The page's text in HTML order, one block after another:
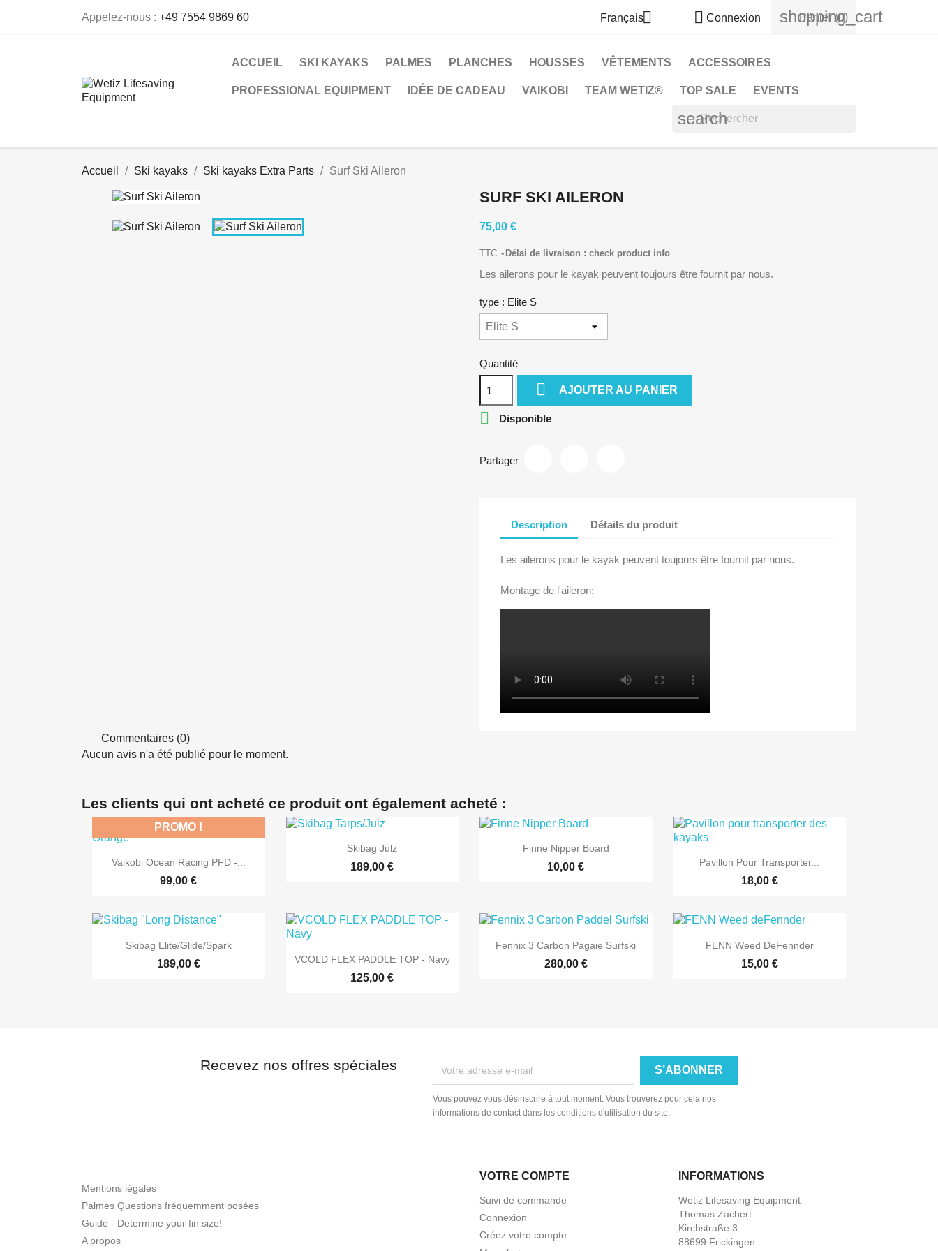
Appelez-nous : +49 7554 9869 60 Français  Connexion shopping_cart
Panier (0)
ACCUEIL SKI KAYAKS PALMES PLANCHES HOUSSES VÊTEMENTS ACCESSOIRES
PROFESSIONAL EQUIPMENT IDÉE DE CADEAU VAIKOBI TEAM WETIZ® TOP SALE EVENTS
search
Accueil Ski kayaks Ski kayaks Extra Parts Surf Ski Aileron
SURF SKI AILERON
75,00 €
TTC Délai de livraison : check product info
Les ailerons pour le kayak peuvent toujours être fournit par nous.
type : Elite S
Quantité
 AJOUTER AU PANIER
 Disponible
Partager
Description Détails du produit
Les ailerons pour le kayak peuvent toujours être fournit par nous.
Montage de l'aileron:
Commentaires (0)
Aucun avis n'a été publié pour le moment.
Les clients qui ont acheté ce produit ont également acheté :
 Aperçu rapide
Vaikobi Ocean Racing PFD -...
99,00 €
PROMO !
Aperçu rapide
Skibag Julz
189,00 €
 Aperçu rapide
Finne Nipper Board
10,00 €  Aperçu rapide
Pavillon Pour Transporter...
18,00 €
 Aperçu rapide
Skibag Elite/Glide/Spark
189,00 €  Aperçu rapide
VCOLD FLEX PADDLE TOP - Navy
125,00 €
 Aperçu rapide
Fennix 3 Carbon Pagaie Surfski
280,00 €
 Aperçu rapide
FENN Weed DeFennder
15,00 €
Recevez nos offres spéciales
Vous pouvez vous désinscrire à tout moment. Vous trouverez pour cela nos
informations de contact dans les conditions d'utilisation du site.
Mentions légales
Palmes Questions fréquemment posées
Guide - Determine your fin size!
A propos
VOTRE COMPTE
Suivi de commande
Connexion
Créez votre compte
INFORMATIONS
Wetiz Lifesaving Equipment
Thomas Zachert
Kirchstraße 3
88699 Frickingen